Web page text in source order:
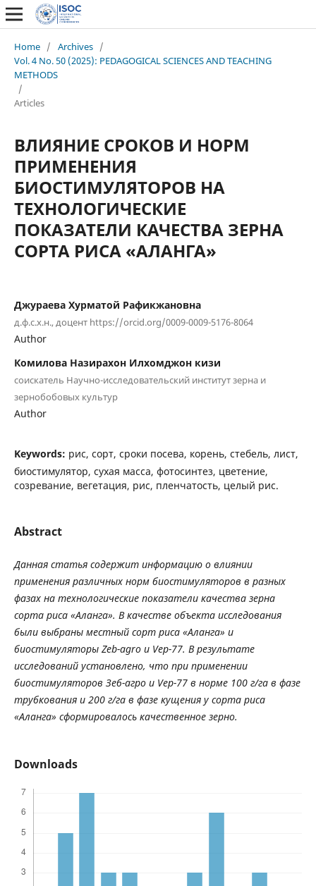
Home / Archives /
Vol. 4 No. 50 (2025): PEDAGOGICAL SCIENCES AND TEACHING
METHODS
/
Articles
ВЛИЯНИЕ СРОКОВ И НОРМ
ПРИМЕНЕНИЯ
БИОСТИМУЛЯТОРОВ НА
ТЕХНОЛОГИЧЕСКИЕ
ПОКАЗАТЕЛИ КАЧЕСТВА ЗЕРНА
СОРТА РИСА «АЛАНГА»
Джураева Хурматой Рафикжановна
д.ф.с.х.н., доцент https://orcid.org/0009-0009-5176-8064
Author
Комилова Назирахон Илхомджон кизи
соискатель Научно-исследовательский институт зерна и
зернобобовых культур
Author
Keywords: рис, сорт, сроки посева, корень, стебель, лист,
биостимулятор, сухая масса, фотосинтез, цветение,
созревание, вегетация, рис, пленчатость, целый рис.
Abstract
Данная статья содержит информацию о влиянии
применения различных норм биостимуляторов в разных
фазах на технологические показатели качества зерна
сорта риса «Аланга». В качестве объекта исследования
были выбраны местный сорт риса «Аланга» и
биостимуляторы Zeb-agro и Vep-77. В результате
исследований установлено, что при применении
биостимуляторов Зеб-агро и Vep-77 в норме 100 г/га в фазе
трубкования и 200 г/га в фазе кущения у сорта риса
«Аланга» сформировалось качественное зерно.
Downloads